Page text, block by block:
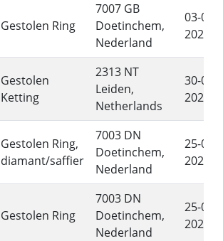
Gestolen Ring
7007 GB
Doetinchem,
Nederland
03-07-
2026
Gestolen
Ketting
2313 NT
Leiden,
Netherlands
30-06-
2026
Gestolen Ring,
diamant/saffier
7003 DN
Doetinchem,
Nederland
25-06-
2026
Gestolen Ring
7003 DN
Doetinchem,
Nederland
25-06-
2026